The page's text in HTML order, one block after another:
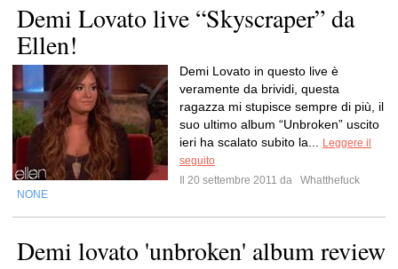
Demi Lovato live “Skyscraper” da
Ellen!
Demi Lovato in questo live è
veramente da brividi, questa
ragazza mi stupisce sempre di più, il
suo ultimo album “Unbroken” uscito
ieri ha scalato subito la...
Leggere il
seguito
Il 20 settembre 2011 da
Whatthefuck
NONE
Demi lovato 'unbroken' album review